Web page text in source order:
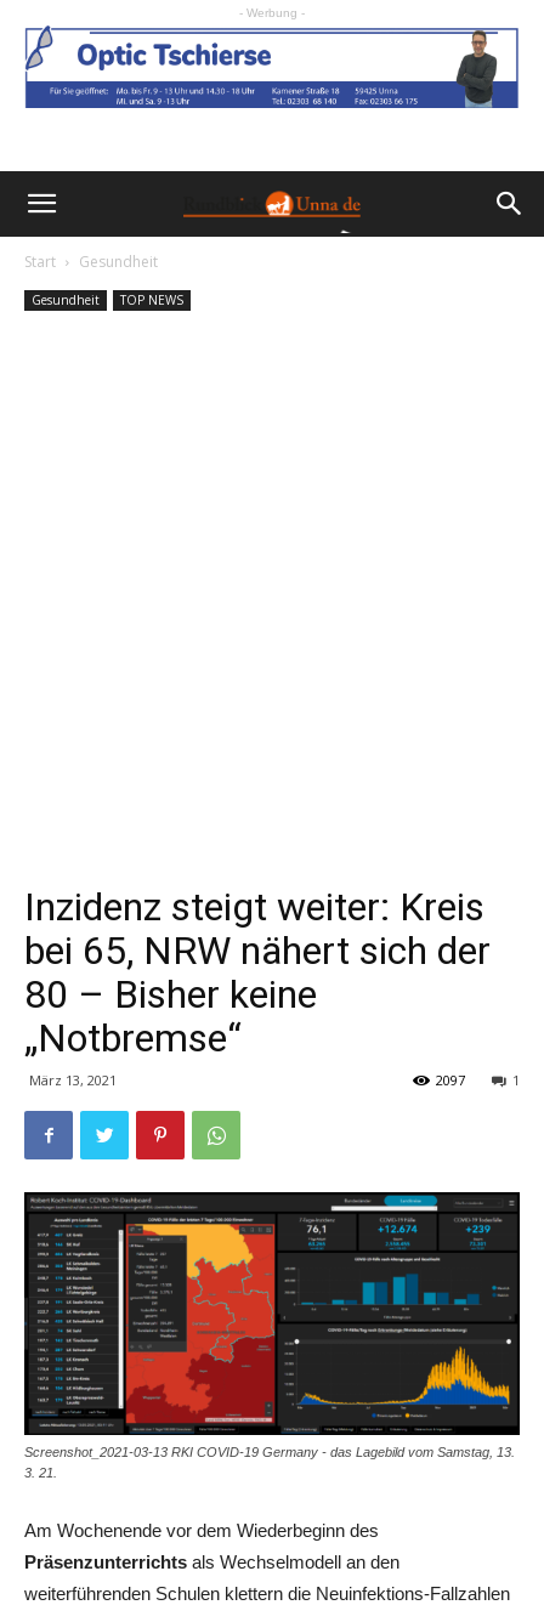
- Werbung -
Start Gesundheit
Gesundheit TOP NEWS
Inzidenz steigt weiter: Kreis
bei 65, NRW nähert sich der
80 – Bisher keine
„Notbremse“
März 13, 2021 1
2097
Screenshot_2021-03-13 RKI COVID-19 Germany - das Lagebild vom Samstag, 13.
3. 21.
Am Wochenende vor dem Wiederbeginn des
Präsenzunterrichts als Wechselmodell an den
weiterführenden Schulen klettern die Neuinfektions-Fallzahlen